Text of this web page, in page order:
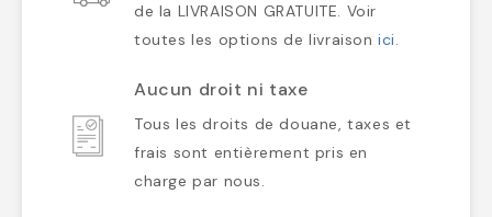
de la LIVRAISON GRATUITE. Voir
toutes les options de livraisonici.
Aucun droit ni taxe
Tous les droits de douane, taxes et
frais sont entièrement pris en
charge par nous.